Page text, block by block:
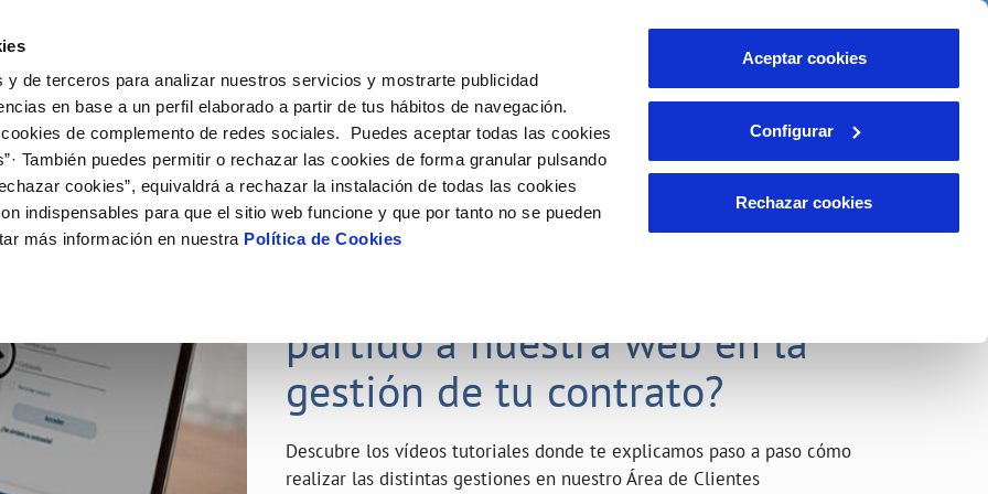
y de terceros para analizar nuestros servicios y mostrarte publicidad
en base a un perfil elaborado a partir de tus hábitos de navegación.
de complemento de redes sociales. Puedes aceptar todas las cookies
También puedes permitir o rechazar las cookies de forma granular pulsando
cookies”, equivaldrá a rechazar la instalación de todas las cookies
indispensables para que el sitio web funcione y que por tanto no se pueden
más información en nuestra Política de Cookies
Aceptar cookies
Configurar
Rechazar cookies
de titular
de suministro
MODIFICACIÓN DE DATOS
Actualizar datos bancarios
Actualizar datos de domicilio
INCIDENCIAS
Comunica anomalías o posibles
VER TODAS LAS GESTIONES
Tu Servicio
AL CLIENTE
contacto
de fuga interior
COMPROMISO DE SERVICIO
Carta de compromisos
Customer Counsel (Defensa del cliente)
Tu Agua
del agua
CUIDADOS DEL AGUA
Consejos de ahorro
Depósitos de reserva
Conócenos
DE GESTIÓN Y CERTIFICADOS
Nuestros compromisos
23 ABR 2020
partido a nuestra web en la
gestión de tu contrato?
Descubre los vídeos tutoriales donde te explicamos paso a paso cómo
realizar las distintas gestiones en nuestro Área de Clientes